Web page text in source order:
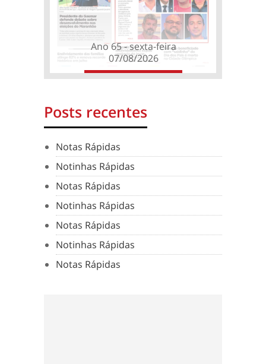
Ano 65 - sexta-feira
07/08/2026
Posts recentes
Notas Rápidas
Notinhas Rápidas
Notas Rápidas
Notinhas Rápidas
Notas Rápidas
Notinhas Rápidas
Notas Rápidas